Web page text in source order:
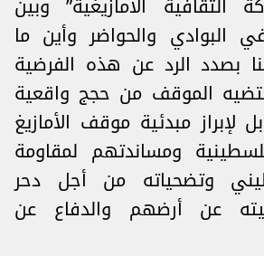
البوادي والحواضر وأين ما
بصدد الرد عن هذه الفرضية
الموقف من حجج واقعية
لإبراز مبدئية موقف الأمازيغ
ومساندتهم لمقاومة
وتضحياته من أجل دحر
عن أرضهم والدفاع عن